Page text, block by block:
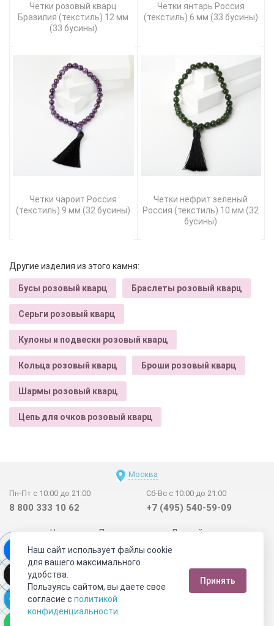
Четки розовый кварц
Бразилия (текстиль) 12 мм
(33 бусины)
Четки янтарь Россия
(текстиль) 6 мм (33 бусины)
Четки чароит Россия
(текстиль) 9 мм (32 бусины)
Четки нефрит зеленый
Россия (текстиль) 10 мм (32
бусины)
Другие изделия из этого камня:
Бусы розовый кварц Браслеты розовый кварц
Серьги розовый кварц
Кулоны и подвески розовый кварц
Кольца розовый кварц Броши розовый кварц
Шармы розовый кварц
Цепь для очков розовый кварц
Москва
Пн-Пт с 10:00 до 21:00
8 800 333 10 62
Сб-Вс с 10:00 до 21:00
+7 (495) 540-59-09
Новинки Поставщикам
Личный счет
Договор-оферта
О нас
Наши магазины
Отзывы покупателей
Сертификаты
Статьи
Обратная связь
Видео о камнях СОУТ
Телеграм
Max
Наш сайт использует файлы cookie
для вашего максимального
удобства.
Пользуясь сайтом, вы даете свое
согласие с политикой
конфиденциальности
Принять